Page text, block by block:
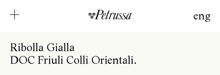
eng
Ribolla Gialla
DOC Friuli Colli Orientali.